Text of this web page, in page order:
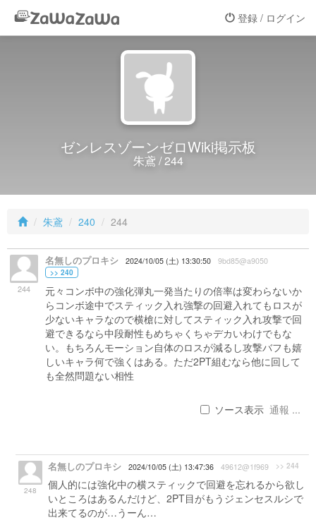
登録 / ログイン
ゼンレスゾーンゼロWiki掲示板
朱鳶 / 244
朱鳶 240 244
244
名無しのプロキシ 2024/10/05 (土) 13:30:50 9bd85@a9050
>> 240
元々コンボ中の強化弾丸一発当たりの倍率は変わらないか
らコンボ途中でスティック入れ強撃の回避入れてもロスが
少ないキャラなので横槍に対してスティック入れ攻撃で回
避できるなら中段耐性もめちゃくちゃデカいわけでもな
い。もちろんモーション自体のロスが減るし攻撃バフも嬉
しいキャラ何で強くはある。ただ2PT組むなら他に回して
も全然問題ない相性
ソース表示 通報 ...
248
名無しのプロキシ 2024/10/05 (土) 13:47:36 49612@1f969 >> 244
個人的には強化中の横スティックで回避を忘れるから欲し
いところはあるんだけど、2PT目がもうジェンセスルシで
出来てるのが…うーん…